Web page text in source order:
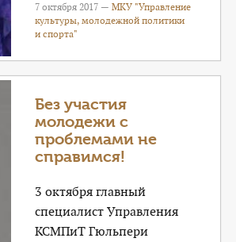
7 октября 2017 —МКУ "Управление
культуры, молодежной политики
и спорта"
Без участия
молодежи с
проблемами не
справимся!
3 октября главный
специалист Управления
КСМПиТ Гюльпери